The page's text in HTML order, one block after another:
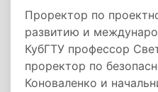
Проректор по
развитию и
КубГТУ профессор
проректор по
Коноваленко и